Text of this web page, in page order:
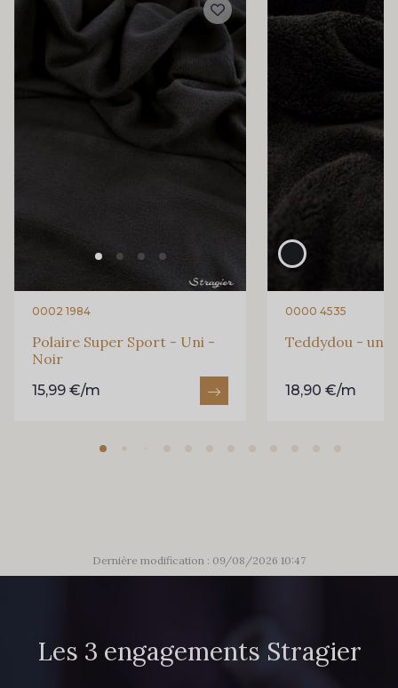
0002 1984
Polaire Super Sport - Uni -
Noir
15,99 €/m
0000 4535
Teddydou - uni
18,90 €/m
Dernière modification : 09/08/2026 10:47
Les 3 engagements Stragier